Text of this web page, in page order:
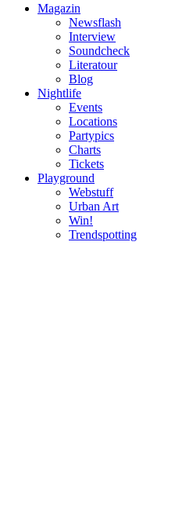
Magazin
Newsflash
Interview
Soundcheck
Literatour
Blog
Nightlife
Events
Locations
Partypics
Charts
Tickets
Playground
Webstuff
Urban Art
Win!
Trendspotting